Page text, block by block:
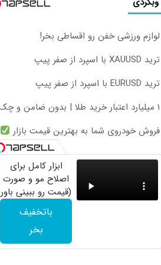
لوازم ورزشی خفن رو اقساطی بخر!
ترید XAUUSD با اسپرد از صفر پیپ
ترید EURUSD با اسپرد از صفر پیپ
۱ میلیارد اعتبار خرید طلا | بدون ضامن و چک
فروش خودروی شما به بهترین قیمت بازار
ابزار کامل برای
اصلاح مو و صورت
(قیمت رو ببینی باور
نمیکنی!)
باتخفیف
بخر